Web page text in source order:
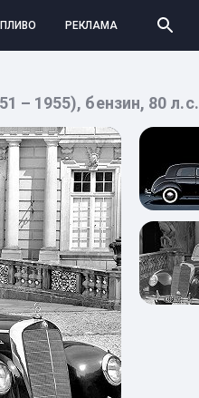
РЕКЛАМА
– 1955), бензин, 80 л.с.